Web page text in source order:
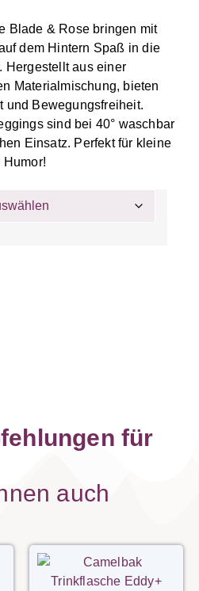
Blade & Rose bringen mit
dem Hintern Spaß in die
Hergestellt aus einer
Materialmischung, bieten
und Bewegungsfreiheit.
sind bei 40° waschbar
Einsatz. Perfekt für kleine
Humor!
für
auch